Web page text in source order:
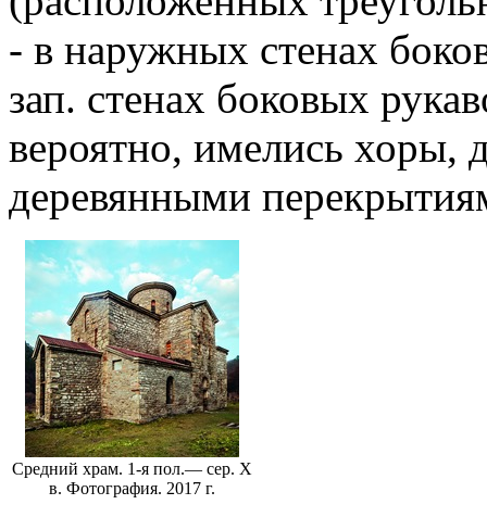
- в наружных стенах
зап. стенах боковых
вероятно, имелись хоры,
деревянными
Средний храм. 1-я пол.— сер. X
в. Фотография. 2017 г.